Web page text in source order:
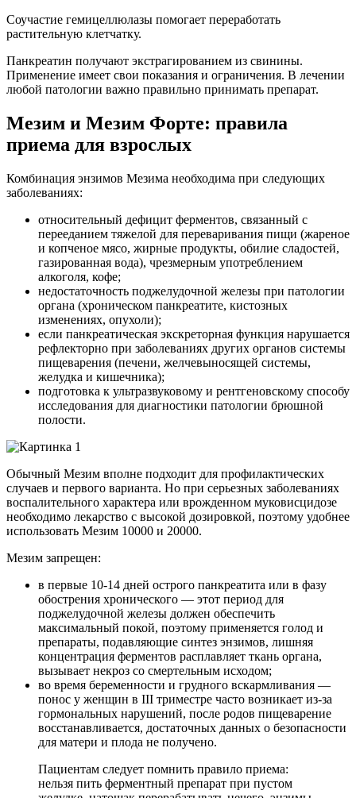
Соучастие гемицеллюлазы помогает переработать
растительную клетчатку.
Панкреатин получают экстрагированием из свинины.
Применение имеет свои показания и ограничения. В лечении
любой патологии важно правильно принимать препарат.
Мезим и Мезим Форте: правила
приема для взрослых
Комбинация энзимов Мезима необходима при следующих
заболеваниях:
относительный дефицит ферментов, связанный с
перееданием тяжелой для переваривания пищи (жареное
и копченое мясо, жирные продукты, обилие сладостей,
газированная вода), чрезмерным употреблением
алкоголя, кофе;
недостаточность поджелудочной железы при патологии
органа (хроническом панкреатите, кистозных
изменениях, опухоли);
если панкреатическая экскреторная функция нарушается
рефлекторно при заболеваниях других органов системы
пищеварения (печени, желчевыносящей системы,
желудка и кишечника);
подготовка к ультразвуковому и рентгеновскому способу
исследования для диагностики патологии брюшной
полости.
Обычный Мезим вполне подходит для профилактических
случаев и первого варианта. Но при серьезных заболеваниях
воспалительного характера или врожденном муковисцидозе
необходимо лекарство с высокой дозировкой, поэтому удобнее
использовать Мезим 10000 и 20000.
Мезим запрещен:
в первые 10-14 дней острого панкреатита или в фазу
обострения хронического — этот период для
поджелудочной железы должен обеспечить
максимальный покой, поэтому применяется голод и
препараты, подавляющие синтез энзимов, лишняя
концентрация ферментов расплавляет ткань органа,
вызывает некроз со смертельным исходом;
во время беременности и грудного вскармливания —
понос у женщин в III триместре часто возникает из-за
гормональных нарушений, после родов пищеварение
восстанавливается, достаточных данных о безопасности
для матери и плода не получено.
Пациентам следует помнить правило приема:
нельзя пить ферментный препарат при пустом